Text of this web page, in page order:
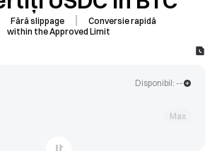
Fără slippage
Conversie rapidă
within the Approved Limit
Disponibil: --
Max